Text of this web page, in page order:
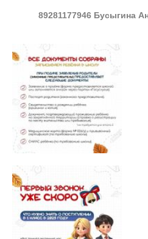
89281177946 Бусыгина